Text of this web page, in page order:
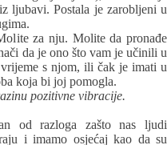
ljubavi. Postala je zarobljeni u
za nju. Molite da pronađe
da je ono što vam je učinili u
s njom, ili čak je imati u
koja bi joj pomogla.
pozitivne vibracije.
od razloga zašto nas ljudi
i imamo osjećaj kao da su